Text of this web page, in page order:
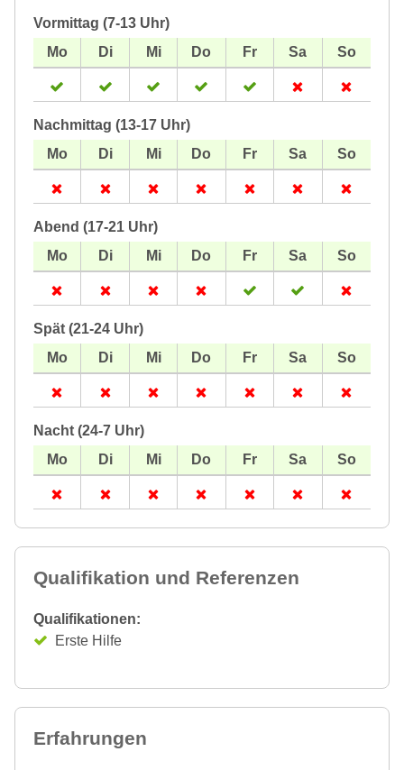
Vormittag (7-13 Uhr)
Nachmittag (13-17 Uhr)
Abend (17-21 Uhr)
Spät (21-24 Uhr)
Nacht (24-7 Uhr)
Qualifikation und Referenzen
Qualifikationen:
Erste Hilfe
Erfahrungen